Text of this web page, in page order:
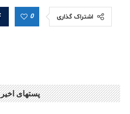
اشتراک گذاری 0
پستهای اخیر